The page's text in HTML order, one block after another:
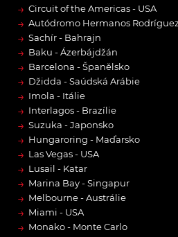
→ Circuit of the Americas - USA
→ Autódromo Hermanos
→ Sachír - Bahrajn
→ Baku - Ázerbájdžán
→ Barcelona - Španělsko
→ Džidda - Saúdská Arábie
→ Imola - Itálie
→ Interlagos - Brazílie
→ Suzuka - Japonsko
→ Hungaroring - Maďarsko
→ Las Vegas - USA
→ Lusail - Katar
→ Marina Bay - Singapur
→ Melbourne - Austrálie
→ Miami - USA
→ Monako - Monte Carlo